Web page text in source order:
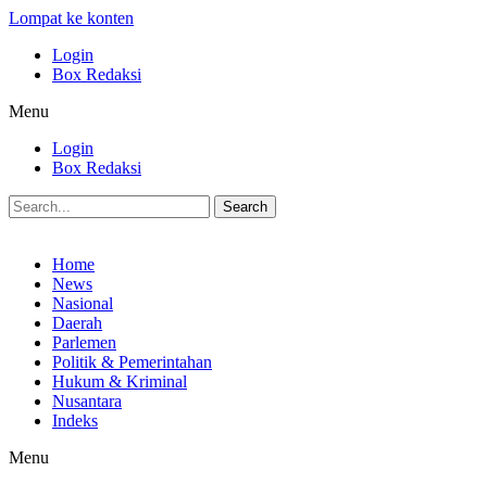
Lompat ke konten
Login
Box Redaksi
Menu
Login
Box Redaksi
Search
Home
News
Nasional
Daerah
Parlemen
Politik & Pemerintahan
Hukum & Kriminal
Nusantara
Indeks
Menu